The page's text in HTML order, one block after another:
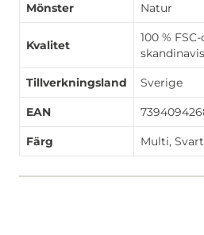
Mönster Natur
Kvalitet
100 %
Tillverkningsland Sverige
EAN
Färg Multi, Svart